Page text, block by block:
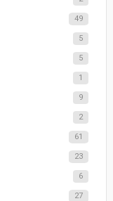
49
5
5
1
9
2
61
23
6
27